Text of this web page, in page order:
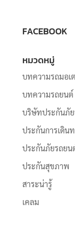
FACEBOOK
หมวดหมู่
บทความรถมอเ
บทความรถยนต์
บริษัทประกันภั
ประกันการเดิน
ประกันภัยรถยน
ประกันสุขภาพ
สาระน่ารู้
เคลม